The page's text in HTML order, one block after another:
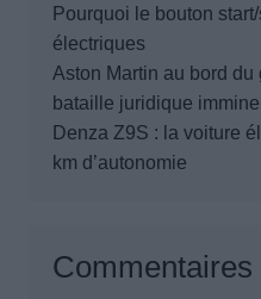
Pourquoi le bouton
électriques
Aston Martin au bord
bataille juridique
Denza Z9S : la voiture
km d’autonomie
Commentaires